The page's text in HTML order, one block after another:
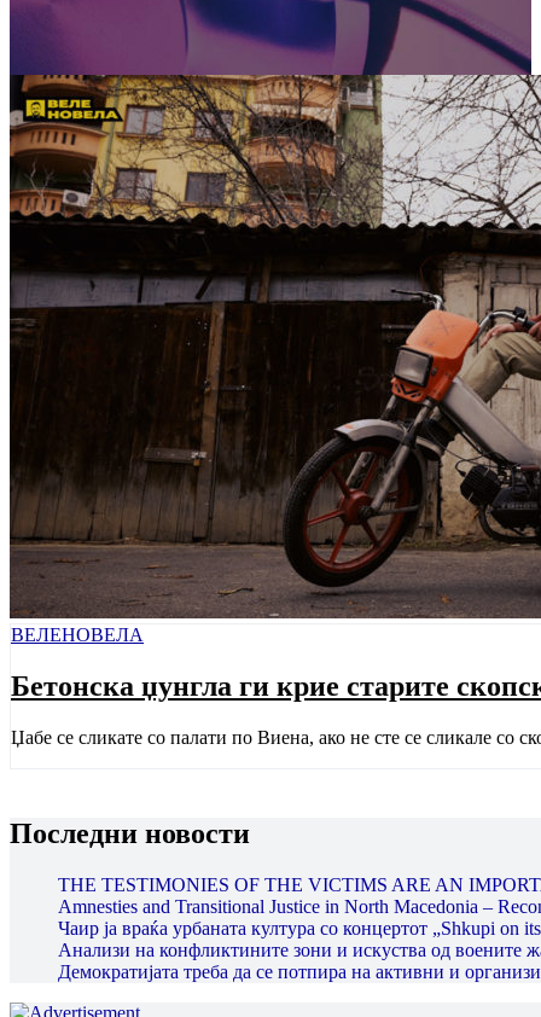
ВЕЛЕНОВЕЛА
Бетонска џунгла ги крие старите
Џабе се сликате со палати по Виена, ако не сте се сликале со
Последни новости
THE TESTIMONIES OF THE VICTIMS ARE AN
Amnesties and Transitional Justice in North Macedonia –
Чаир ја враќа урбаната култура со концертот „Shkupi on
Анализи на конфликтините зони и искуства од воените
Демократијата треба да се потпира на активни и